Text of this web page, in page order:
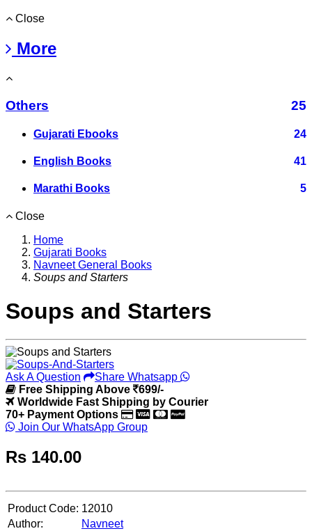
Close
More
Others 25
Gujarati Ebooks 24
English Books 41
Marathi Books 5
Close
Home
Gujarati Books
Navneet General Books
Soups and Starters
Soups and Starters
Ask A Question
Share Whatsapp
Free Shipping Above
699/-
Worldwide Fast Shipping by Courier
70+ Payment Options
Join Our WhatsApp Group
Rs 140.00
Product Code: 12010
Author:
Navneet